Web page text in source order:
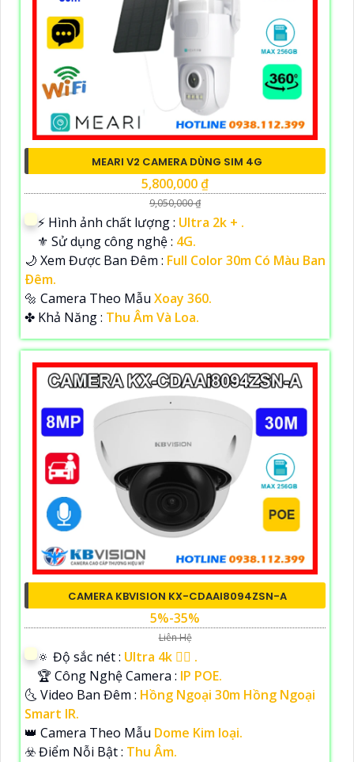
MEARI V2 CAMERA DÙNG SIM 4G
5,800,000 ₫
9,050,000 ₫
️⚡ Hình ảnh chất lượng : Ultra 2k + .
⚜️ Sử dụng công nghệ : 4G.
🌙 Xem Được Ban Đêm : Full Color 30m Có Màu Ban
Ðêm.
🔩 Camera Theo Mẫu Xoay 360.
️✤ Khả Năng : Thu Âm Và Loa.
CAMERA KBVISION KX-CDAAI8094ZSN-A
5%-35%
Liên Hệ
🔅 Độ sắc nét : Ultra 4k 👍🏾 .
🏆 Công Nghệ Camera : IP POE.
🌜 Video Ban Đêm : Hồng Ngoại 30m Hồng Ngoại
Smart IR.
👑 Camera Theo Mẫu Dome Kim loại.
️☣️ Điểm Nỗi Bật : Thu Âm.